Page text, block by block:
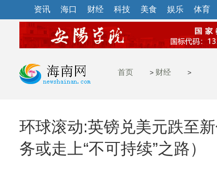
资讯 海口 财经 科技 美食 娱乐 体育
首页 > 财经 >
环球滚动:英镑兑美元跌至
务或走上“不可持续”之路）